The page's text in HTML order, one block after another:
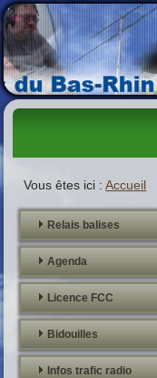
Vous êtes ici :Accueil
Relais balises
Agenda
Licence FCC
Bidouilles
Infos trafic radio